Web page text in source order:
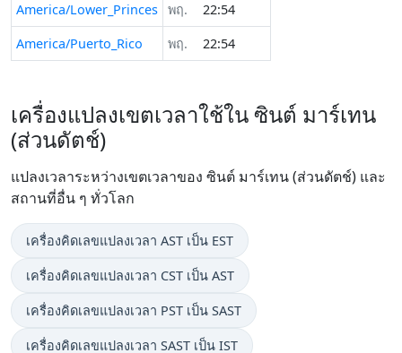
America/Lower_Princes พฤ.
22:54
America/Puerto_Rico
พฤ. 22:54
เครื่องแปลงเขตเวลาใช้ใน ซินต์ มาร์เทน
(ส่วนดัตช์)
แปลงเวลาระหว่างเขตเวลาของ ซินต์ มาร์เทน (ส่วนดัตช์) และ
สถานที่อื่น ๆ ทั่วโลก
เครื่องคิดเลขแปลงเวลา AST เป็น EST
เครื่องคิดเลขแปลงเวลา CST เป็น AST
เครื่องคิดเลขแปลงเวลา PST เป็น SAST
เครื่องคิดเลขแปลงเวลา SAST เป็น IST